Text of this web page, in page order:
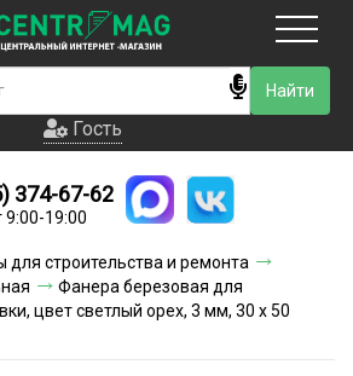
Гость
Новинки
Условия доставки
Условия оплаты
Гость
374-67-62
9:00-19:00
для строительства и ремонта
Фанера березовая для
цвет светлый орех, 3 мм, 30 х 50